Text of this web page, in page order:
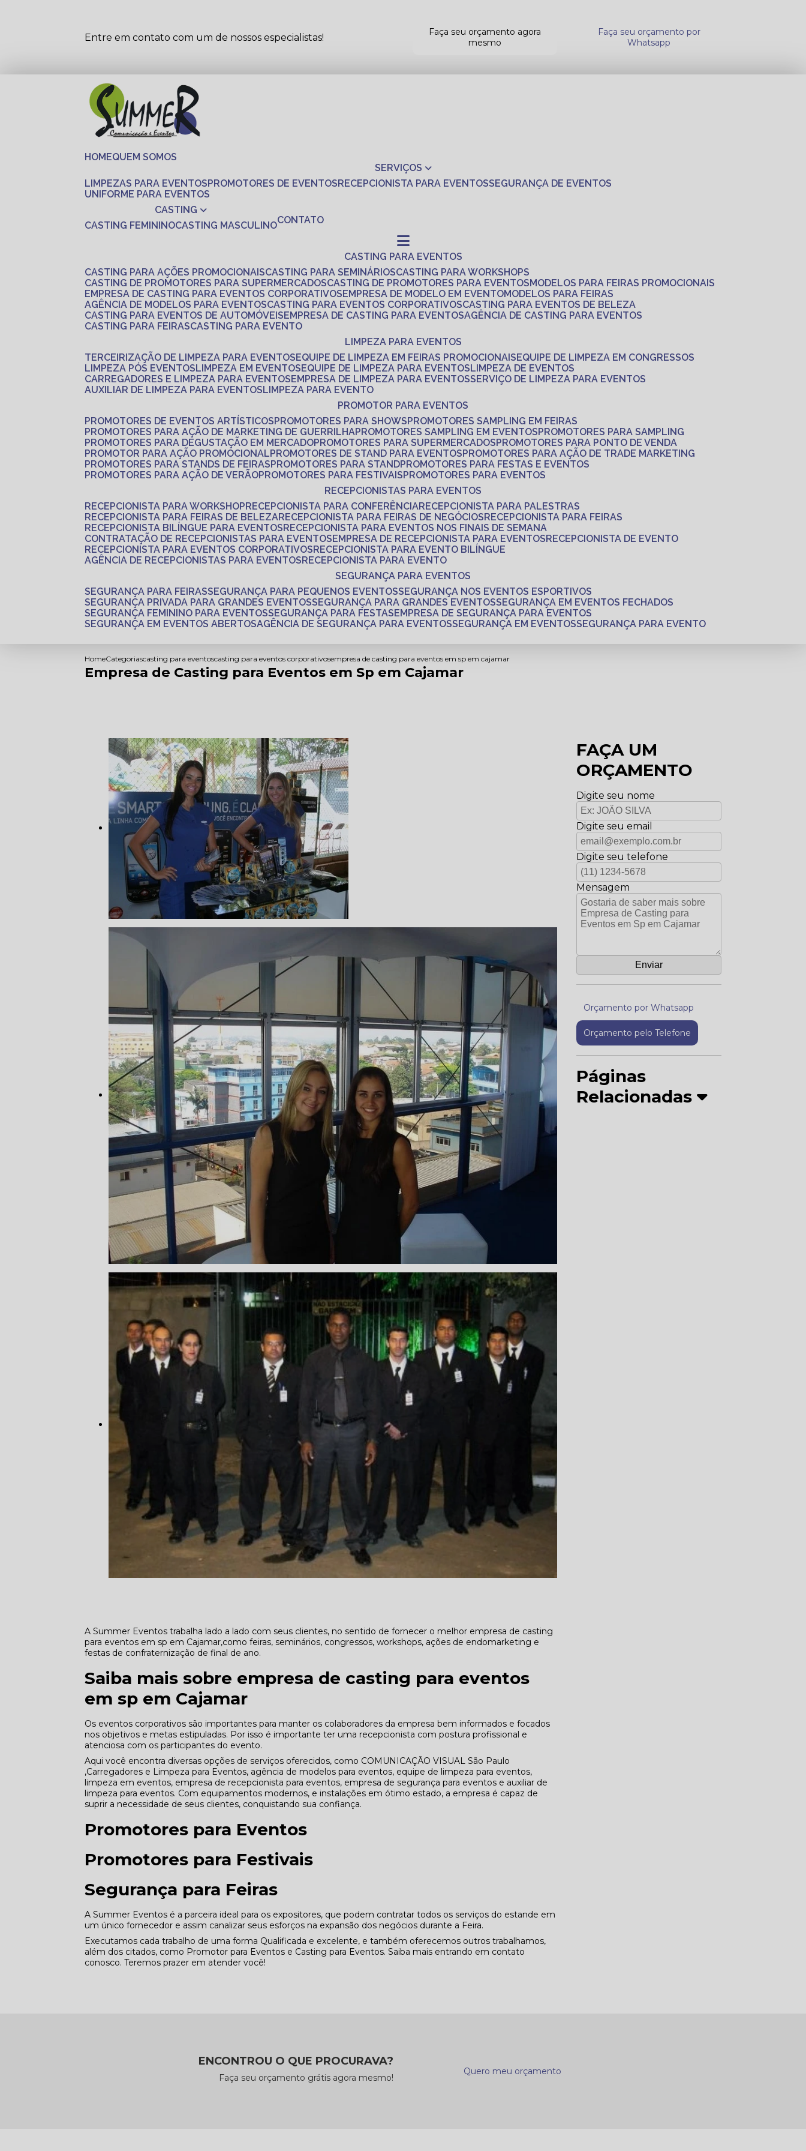
Entre em contato com um de nossos especialistas!
Faça seu orçamento agora
mesmo
Faça seu orçamento por
Whatsapp
HOME
QUEM SOMOS
SERVIÇOS
LIMPEZAS PARA EVENTOS
PROMOTORES DE EVENTOS RECEPCIONISTA PARA EVENTOS SEGURANÇA DE EVENTOS
UNIFORME PARA EVENTOS
CASTING
CASTING FEMININO CASTING MASCULINO CONTATO
CASTING PARA EVENTOS
CASTING PARA AÇÕES PROMOCIONAIS
CASTING PARA SEMINÁRIOS
CASTING PARA WORKSHOPS
CASTING DE PROMOTORES PARA SUPERMERCADOS
CASTING DE PROMOTORES PARA EVENTOS
MODELOS PARA FEIRAS PROMOCIONAIS
EMPRESA DE CASTING PARA EVENTOS CORPORATIVOS
EMPRESA DE MODELO EM EVENTO
MODELOS PARA FEIRAS
AGÊNCIA DE MODELOS PARA EVENTOS
CASTING PARA EVENTOS CORPORATIVOS
CASTING PARA EVENTOS DE BELEZA
CASTING PARA EVENTOS DE AUTOMÓVEIS
EMPRESA DE CASTING PARA EVENTOS
AGÊNCIA DE CASTING PARA EVENTOS
CASTING PARA FEIRAS
CASTING PARA EVENTO
LIMPEZA PARA EVENTOS
TERCEIRIZAÇÃO DE LIMPEZA PARA EVENTOS
EQUIPE DE LIMPEZA EM FEIRAS PROMOCIONAIS
EQUIPE DE LIMPEZA EM CONGRESSOS
LIMPEZA PÓS EVENTOS
LIMPEZA EM EVENTOS EQUIPE DE LIMPEZA PARA EVENTOS
LIMPEZA DE EVENTOS
CARREGADORES E LIMPEZA PARA EVENTOS
EMPRESA DE LIMPEZA PARA EVENTOS SERVIÇO DE LIMPEZA PARA EVENTOS
AUXILIAR DE LIMPEZA PARA EVENTOS
LIMPEZA PARA EVENTO
PROMOTOR PARA EVENTOS
PROMOTORES DE EVENTOS ARTÍSTICOS
PROMOTORES PARA SHOWS
PROMOTORES SAMPLING EM FEIRAS
PROMOTORES PARA AÇÃO DE MARKETING DE GUERRILHA PROMOTORES SAMPLING EM EVENTOS
PROMOTORES PARA SAMPLING
PROMOTORES PARA DEGUSTAÇÃO EM MERCADO PROMOTORES PARA SUPERMERCADOS
PROMOTORES PARA PONTO DE VENDA
PROMOTOR PARA AÇÃO PROMOCIONAL
PROMOTORES DE STAND PARA EVENTOS
PROMOTORES PARA AÇÃO DE TRADE MARKETING
PROMOTORES PARA STANDS DE FEIRAS
PROMOTORES PARA STAND PROMOTORES PARA FESTAS E EVENTOS
PROMOTORES PARA AÇÃO DE VERÃO PROMOTORES PARA FESTIVAIS
PROMOTORES PARA EVENTOS
RECEPCIONISTAS PARA EVENTOS
RECEPCIONISTA PARA WORKSHOP
RECEPCIONISTA PARA CONFERÊNCIA
RECEPCIONISTA PARA PALESTRAS
RECEPCIONISTA PARA FEIRAS DE BELEZA
RECEPCIONISTA PARA FEIRAS DE NEGÓCIOS
RECEPCIONISTA PARA FEIRAS
RECEPCIONISTA BILÍNGUE PARA EVENTOS
RECEPCIONISTA PARA EVENTOS NOS FINAIS DE SEMANA
CONTRATAÇÃO DE RECEPCIONISTAS PARA EVENTOS
EMPRESA DE RECEPCIONISTA PARA EVENTOS
RECEPCIONISTA DE EVENTO
RECEPCIONISTA PARA EVENTOS CORPORATIVOS
RECEPCIONISTA PARA EVENTO BILÍNGUE
AGÊNCIA DE RECEPCIONISTAS PARA EVENTOS
RECEPCIONISTA PARA EVENTO
SEGURANÇA PARA EVENTOS
SEGURANÇA PARA FEIRAS SEGURANÇA PARA PEQUENOS EVENTOS SEGURANÇA NOS EVENTOS ESPORTIVOS
SEGURANÇA PRIVADA PARA GRANDES EVENTOS SEGURANÇA PARA GRANDES EVENTOS SEGURANÇA EM EVENTOS FECHADOS
SEGURANÇA FEMININO PARA EVENTOS SEGURANÇA PARA FESTAS
EMPRESA DE SEGURANÇA PARA EVENTOS
SEGURANÇA EM EVENTOS ABERTOS
AGÊNCIA DE SEGURANÇA PARA EVENTOS SEGURANÇA EM EVENTOS SEGURANÇA PARA EVENTO
HomeCategoriascasting para eventoscasting para eventos corporativosempresa de casting para eventos em sp em cajamar
Empresa de Casting para Eventos em Sp em Cajamar
A Summer Eventos trabalha lado a lado com seus clientes, no sentido de fornecer o melhor empresa de casting
para eventos em sp em Cajamar,como feiras, seminários, congressos, workshops, ações de endomarketing e
festas de confraternização de final de ano.
Saiba mais sobre empresa de casting para eventos
em sp em Cajamar
Os eventos corporativos são importantes para manter os colaboradores da empresa bem informados e focados
nos objetivos e metas estipuladas. Por isso é importante ter uma recepcionista com postura profissional e
atenciosa com os participantes do evento.
Aqui você encontra diversas opções de serviços oferecidos, como COMUNICAÇÃO VISUAL São Paulo
,Carregadores e Limpeza para Eventos, agência de modelos para eventos, equipe de limpeza para eventos,
limpeza em eventos, empresa de recepcionista para eventos, empresa de segurança para eventos e auxiliar de
limpeza para eventos. Com equipamentos modernos, e instalações em ótimo estado, a empresa é capaz de
suprir a necessidade de seus clientes, conquistando sua confiança.
Promotores para Eventos
Promotores para Festivais
Segurança para Feiras
A Summer Eventos é a parceira ideal para os expositores, que podem contratar todos os serviços do estande em
um único fornecedor e assim canalizar seus esforços na expansão dos negócios durante a Feira.
Executamos cada trabalho de uma forma Qualificada e excelente, e também oferecemos outros trabalhamos,
além dos citados, como Promotor para Eventos e Casting para Eventos. Saiba mais entrando em contato
conosco. Teremos prazer em atender você!
FAÇA UM
ORÇAMENTO
Digite seu nome
Digite seu email
Digite seu telefone
Mensagem
Orçamento por Whatsapp
Orçamento pelo Telefone
Páginas
Relacionadas
ENCONTROU O QUE PROCURAVA?
Faça seu orçamento grátis agora mesmo!
Quero meu orçamento